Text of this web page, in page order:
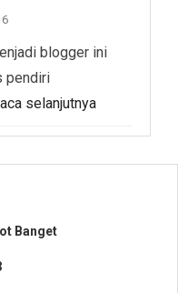
blogger ini
pendiri
selanjutnya
Banget